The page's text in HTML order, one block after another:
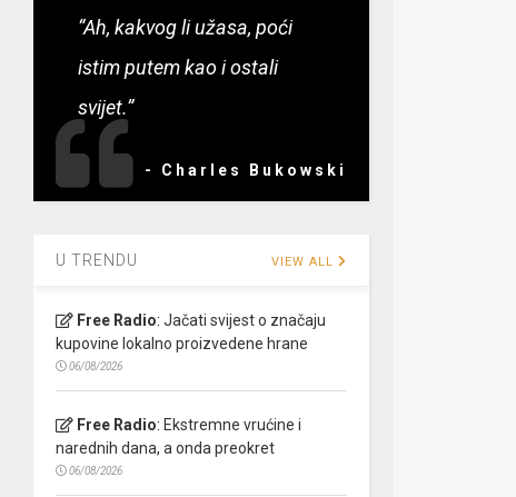
“Ah, kakvog li užasa, poći
istim putem kao i ostali
svijet.”
- Charles Bukowski
U TRENDU VIEW ALL
Free Radio: Jačati svijest o značaju
kupovine lokalno proizvedene hrane
06/08/2026
Free Radio: Ekstremne vrućine i
narednih dana, a onda preokret
06/08/2026